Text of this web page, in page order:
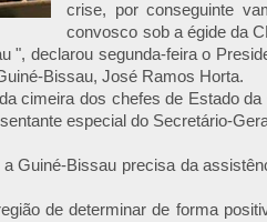
crise, por conseguinte
convosco sob a égide da
", declarou segunda-feira o
Bissau, José Ramos Horta.
cimeira dos chefes de Estado
especial do Secretário-
Guiné-Bissau precisa da
de determinar de forma